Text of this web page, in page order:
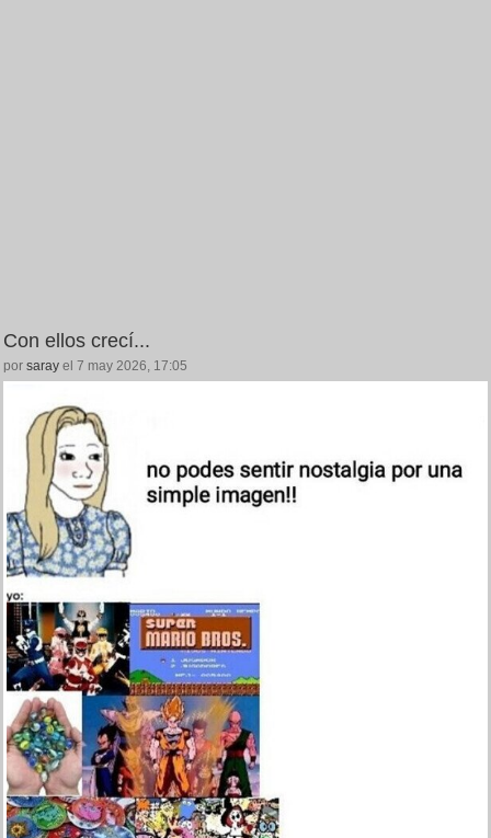
Con ellos crecí...
por saray el 7 may 2026, 17:05